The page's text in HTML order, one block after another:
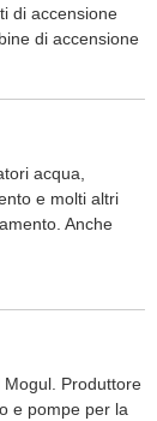
di accensione
di accensione
acqua,
e molti altri
Anche
Produttore
e pompe per la